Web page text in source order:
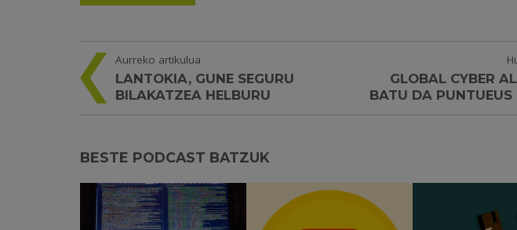
Aurreko artikulua
LANTOKIA, GUNE SEGURU
BILAKATZEA HELBURU
GLOBAL CYBER
BATU DA
BESTE PODCAST BATZUK